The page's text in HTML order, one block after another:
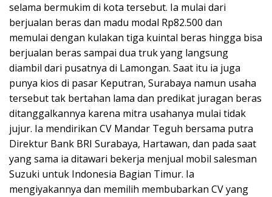
selama bermukim di kota tersebut. Ia mulai dari
berjualan beras dan madu modal Rp82.500 dan
memulai dengan kulakan tiga kuintal beras hingga bisa
berjualan beras sampai dua truk yang langsung
diambil dari pusatnya di Lamongan. Saat itu ia juga
punya kios di pasar Keputran, Surabaya namun usaha
tersebut tak bertahan lama dan predikat juragan beras
ditanggalkannya karena mitra usahanya mulai tidak
jujur. Ia mendirikan CV Mandar Teguh bersama putra
Direktur Bank BRI Surabaya, Hartawan, dan pada saat
yang sama ia ditawari bekerja menjual mobil salesman
Suzuki untuk Indonesia Bagian Timur. Ia
mengiyakannya dan memilih membubarkan CV yang